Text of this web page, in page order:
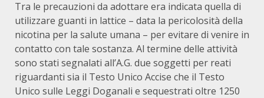
Tra le precauzioni da adottare era indicata quella di
utilizzare guanti in lattice – data la pericolosità della
nicotina per la salute umana – per evitare di venire in
contatto con tale sostanza. Al termine delle attività
sono stati segnalati all’A.G. due soggetti per reati
riguardanti sia il Testo Unico Accise che il Testo
Unico sulle Leggi Doganali e sequestrati oltre 1250